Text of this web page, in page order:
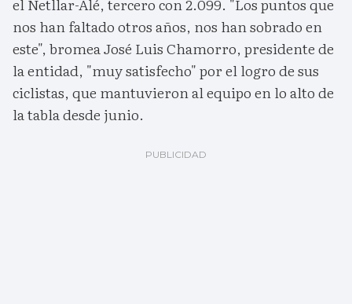
el Netllar-Alé, tercero con 2.099. "Los puntos que
nos han faltado otros años, nos han sobrado en
este", bromea José Luis Chamorro, presidente de
la entidad, "muy satisfecho" por el logro de sus
ciclistas, que mantuvieron al equipo en lo alto de
la tabla desde junio.